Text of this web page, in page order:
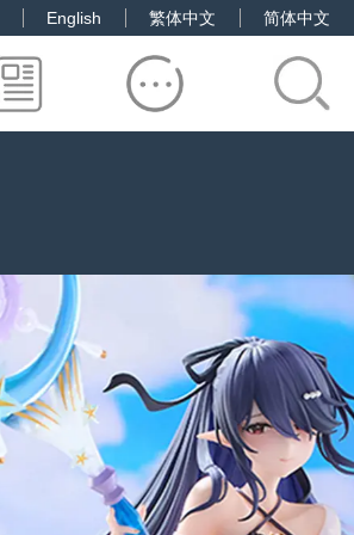
English 繁体中文 简体中文